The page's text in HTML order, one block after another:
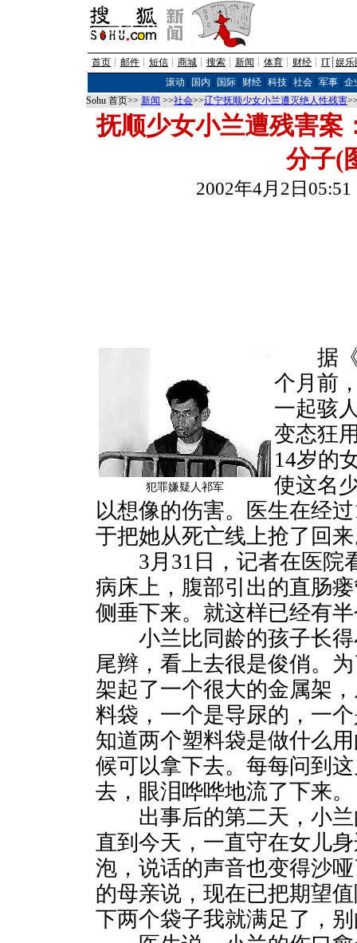
首页 ┊ 邮件 ┊ 短信 ┊ 商城 ┊ 搜索 ┊ 新闻 ┊ 体育 ┊ 财经 ┊ IT┊ 娱乐
滚动
国内 国际| 财经| 科技| 社会| 军事| 企
Sohu 首页>> 新闻 >>社会>>辽宁抚顺少女小兰遭灭绝人性残害
抚顺少女小兰遭残害案
分子(
2002年4月2日
犯罪嫌疑人祁军
据《
个月前
一起骇
变态狂
14岁的
使这名
以想像的伤害。医生在经
于把她从死亡线上抢了回
3月31日，记者在医院
病床上，腹部引出的直肠
侧垂下来。就这样已经有
小兰比同龄的孩子长得
尾辫，看上去很是俊俏。
架起了一个很大的金属架
料袋，一个是导尿的，一
知道两个塑料袋是做什么
候可以拿下去。每每问到
去，眼泪哗哗地流了下来。
出事后的第二天，小兰
直到今天，一直守在女儿
泡，说话的声音也变得沙
的母亲说，现在已把期望
下两个袋子我就满足了，